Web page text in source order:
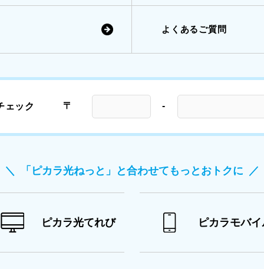
よくあるご質問
ェック 〒 -
「ピカラ光ねっと」と合わせてもっとおトクに
ピカラ光てれび ピカラモバ